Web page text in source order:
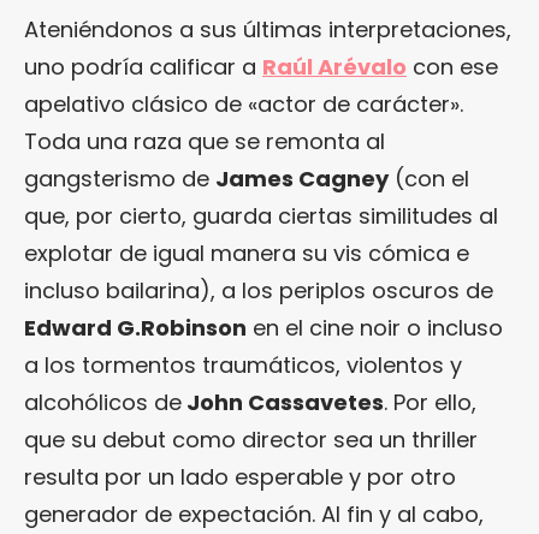
Ateniéndonos a sus últimas interpretaciones,
uno podría calificar a Raúl Arévalo con ese
apelativo clásico de «actor de carácter».
Toda una raza que se remonta al
gangsterismo de James Cagney(con el
que, por cierto, guarda ciertas similitudes al
explotar de igual manera su vis cómica e
incluso bailarina), a los periplos oscuros de
Edward G.Robinson en el cine noir o incluso
a los tormentos traumáticos, violentos y
alcohólicos de John Cassavetes. Por ello,
que su debut como director sea un thriller
resulta por un lado esperable y por otro
generador de expectación. Al fin y al cabo,